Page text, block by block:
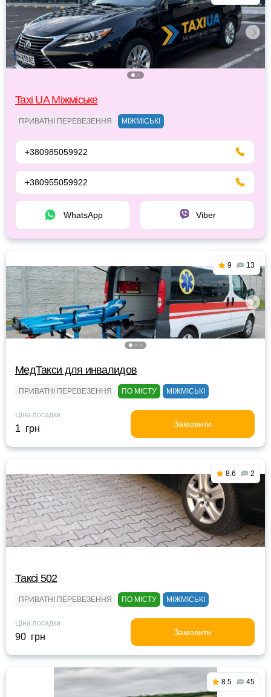
Taxi UA Міжміське
ПРИВАТНІ ПЕРЕВЕЗЕННЯ МІЖМІСЬКІ
+380985059922
+380955059922
WhatsApp Viber
9 13
МедТакси для инвалидов
ПРИВАТНІ ПЕРЕВЕЗЕННЯ ПО МІСТУ МІЖМІСЬКІ
Ціна посадки
1 грн Замовити
8.6 2
Таксі 502
ПРИВАТНІ ПЕРЕВЕЗЕННЯ ПО МІСТУ МІЖМІСЬКІ
Ціна посадки
90 грн Замовити
8.5 45